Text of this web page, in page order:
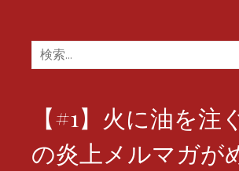
検
索:
【#1】火に油を注
の炎上メルマガが